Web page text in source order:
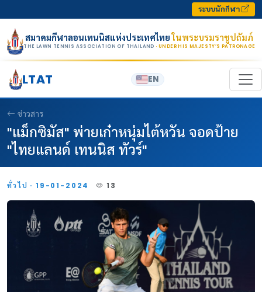
ระบบนักกีฬา
สมาคมกีฬาลอนเทนนิสแห่งประเทศไทยในพระบรมราชูปถัมภ์
THE LAWN TENNIS ASSOCIATION OF THAILAND · UNDER HIS MAJESTY’S PATRONAGE
LTAT EN
ข่าวสาร
"แม็กซิมัส" พ่ายเก๋าหนุ่มไต้หวัน จอดป้าย
"ไทยแลนด์ เทนนิส ทัวร์"
ทั่วไป · 19-01-2024 13